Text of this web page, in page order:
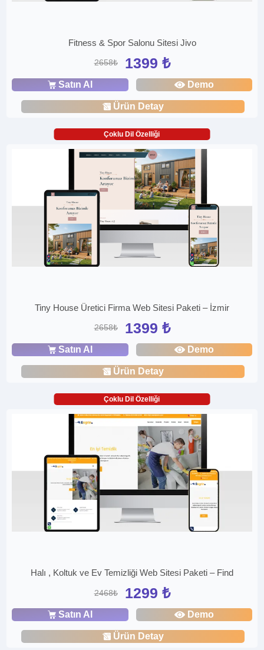
Fitness & Spor Salonu Sitesi Jivo
2658₺ 1399 ₺
Satın Al Demo
Ürün Detay
Çoklu Dil Özelliği
Tiny House Üretici Firma Web Sitesi Paketi – İzmir
2658₺ 1399 ₺
Satın Al Demo
Ürün Detay
Çoklu Dil Özelliği
Halı , Koltuk ve Ev Temizliği Web Sitesi Paketi – Find
2468₺ 1299 ₺
Satın Al Demo
Ürün Detay